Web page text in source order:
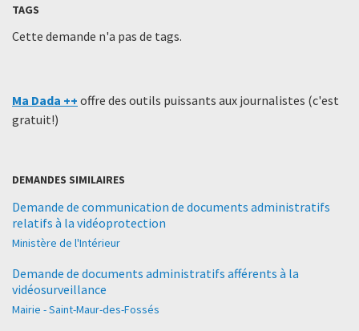
TAGS
Cette demande n'a pas de tags.
Ma Dada ++ offre des outils puissants aux journalistes (c'est
gratuit!)
DEMANDES SIMILAIRES
Demande de communication de documents administratifs
relatifs à la vidéoprotection
Ministère de l'Intérieur
Demande de documents administratifs afférents à la
vidéosurveillance
Mairie - Saint-Maur-des-Fossés